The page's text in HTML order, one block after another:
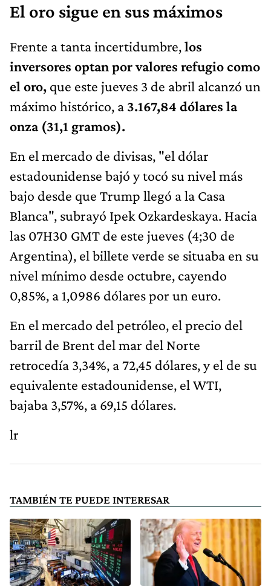
El oro sigue en sus máximos
Frente a tanta incertidumbre,los
inversores optan por valores refugio como
el oro, que este jueves 3 de abril alcanzó un
máximo histórico, a 3.167,84 dólares la
onza (31,1 gramos).
En el mercado de divisas, "el dólar
estadounidense bajó y tocó su nivel más
bajo desde que Trump llegó a la Casa
Blanca", subrayó Ipek Ozkardeskaya. Hacia
las 07H30 GMT de este jueves (4;30 de
Argentina), el billete verde se situaba en su
nivel mínimo desde octubre, cayendo
0,85%, a 1,0986 dólares por un euro.
En el mercado del petróleo, el precio del
barril de Brent del mar del Norte
retrocedía 3,34%, a 72,45 dólares, y el de su
equivalente estadounidense, el WTI,
bajaba 3,57%, a 69,15 dólares.
lr
TAMBIÉN TE PUEDE INTERESAR